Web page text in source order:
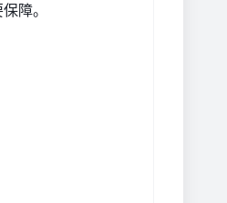
障。